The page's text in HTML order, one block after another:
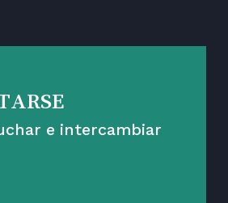
e intercambiar